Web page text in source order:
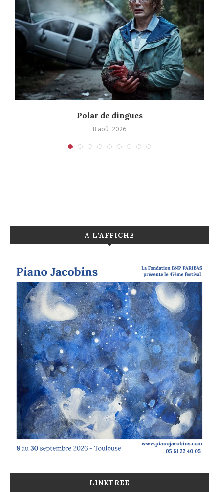
Polar de dingues
8 août 2026
A L’AFFICHE
LINKTREE